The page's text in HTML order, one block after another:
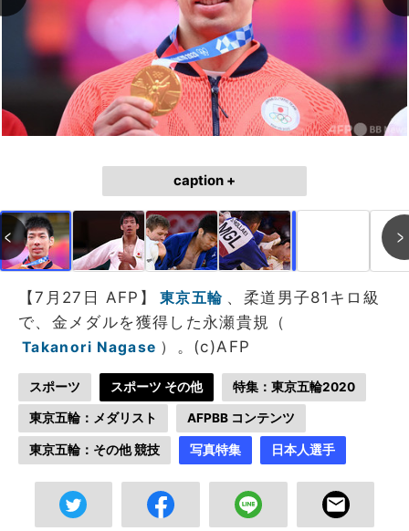
caption +
成中 画像作成中
【7月27日 AFP】 東京五輪 、柔道男子81キロ級
で、金メダルを獲得した永瀬貴規（
Takanori Nagase ）。(c)AFP
スポーツ スポーツ その他 特集：東京五輪2020
東京五輪：メダリスト AFPBB コンテンツ
東京五輪：その他 競技 写真特集 日本人選手